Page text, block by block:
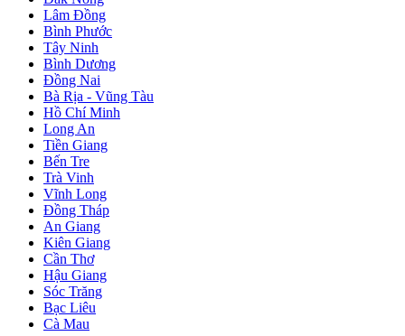
Lâm Đồng
Bình Phước
Tây Ninh
Bình Dương
Đồng Nai
Bà Rịa - Vũng Tàu
Hồ Chí Minh
Long An
Tiền Giang
Bến Tre
Trà Vinh
Vĩnh Long
Đồng Tháp
An Giang
Kiên Giang
Cần Thơ
Hậu Giang
Sóc Trăng
Bạc Liêu
Cà Mau